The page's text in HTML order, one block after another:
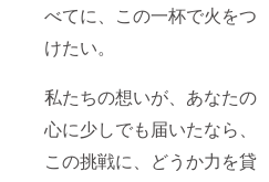
べてに、この一杯で火をつ
けたい。
私たちの想いが、あなたの
心に少しでも届いたなら、
この挑戦に、どうか力を貸